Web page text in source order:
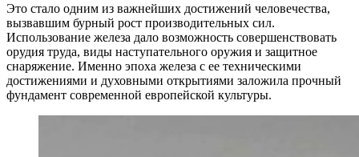
Это стало одним из важнейших достижений человечества,
вызвавшим бурный рост производительных сил.
Использование железа дало возможность совершенствовать
орудия труда, виды наступательного оружия и защитное
снаряжение. Именно эпоха железа с ее техническими
достижениями и духовными открытиями заложила прочный
фундамент современной европейской культуры.